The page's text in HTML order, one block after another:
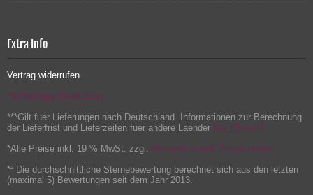
Extra Info
Vertrag widerrufen
Pfefferspray News Blog
***Gilt fuer Lieferungen nach Deutschland. Informationen zur Berechnung
der Lieferfrist und Lieferzeiten fuer andere Laender hier Klicken!
*Alle Preise inkl. 19 % MwSt. zzgl. Versand- & evtl. Zusatzkosten
*² Die durchschnittliche Sternebewertung berechnet sich aus den letzten
(maximal 5) Bewertungen seit dem Jahr 2013.